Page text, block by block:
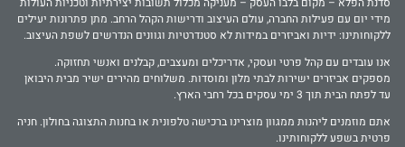
מידי יום עם פעילות החברה, עולם העיצוב ודרישות הקהל הרחב. מתן פתרונות יעילים
ללקוחותינו: ידיות ואביזרים במידות לא סטנדרטיות וגוונים הנדרשים לשפת העיצוב.
אנו עובדים עם קהל פרטי ועסקי, אדריכלים ומעצבים, קבלנים ואנשי תחזוקה.
מספקים אביזרים ישירות לבתי מלון ומוסדות. משלוחים מהירים ישיר מבית היבואן
עד לפתח הבית תוך 3 ימי עסקים בכל רחבי הארץ.
אתם מוזמנים ליהנות ממגוון מוצרינו ברכישה טלפונית או בחנות התצוגה בחולון. חניה
פרטית בשפע ללקוחותינו.